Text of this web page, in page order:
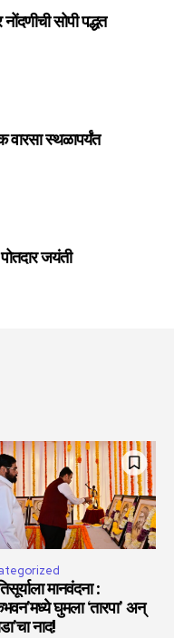
Followers
सोपी पद्धत
वारसा स्थळापर्यंत
पोतदार जयंती
मानवंदना :
घुमला ‘तारपा’ अन्
नाद!